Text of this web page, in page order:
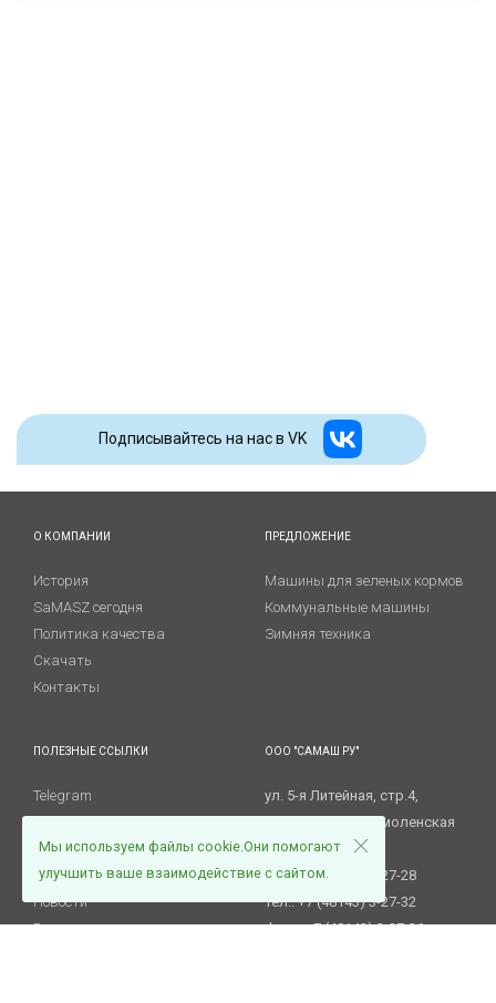
Подписывайтесь на наc в VK
О КОМПАНИИ
История
SaMASZ сегодня
Политика качества
Скачать
Контакты
ПРЕДЛОЖЕНИЕ
Машины для зеленых кормов
Коммунальные машины
Зимняя техника
ПОЛЕЗНЫЕ ССЫЛКИ
Telegram
Сервис и гарантии
Запасные части
Новости
Вакансии
ООО "САМАШ РУ"
ул. 5-я Литейная, стр.4,
215805 Ярцево, Смоленская
обл.
Тел.: +7 (48143) 3-27-28
Тел.: +7 (48143) 3-27-32
Факс. +7 (48143) 3-27-36
Мы используем файлы cookie.Они помогают
улучшить ваше взаимодействие с сайтом.